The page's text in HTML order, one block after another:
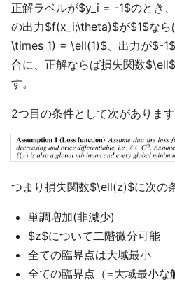
正解ラベルが$y_i = -1$のとき
の出力$f(x_i;\theta)$が$1$な
\times 1) = \ell(1)$、出力が$-
合に、正解ならば損失関数
す。
2つ目の条件として次があります
つまり損失関数$\ell(z)$に次の
単調増加(非減少)
$z$について二階微分可能
全ての臨界点は大域最小
全ての臨界点（=大域最小